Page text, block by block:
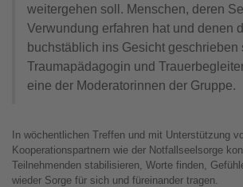
weitergehen soll. Menschen, deren
Verwundung erfahren hat und denen
buchstäblich ins Gesicht geschrieben
Traumapädagogin und
eine der Moderatorinnen der Gruppe.
In wöchentlichen Treffen und mit Unterstützung
Kooperationspartnern wie der Notfallseelsorge
Teilnehmenden stabilisieren, Worte finden,
wieder Sorge für sich und füreinander tragen.